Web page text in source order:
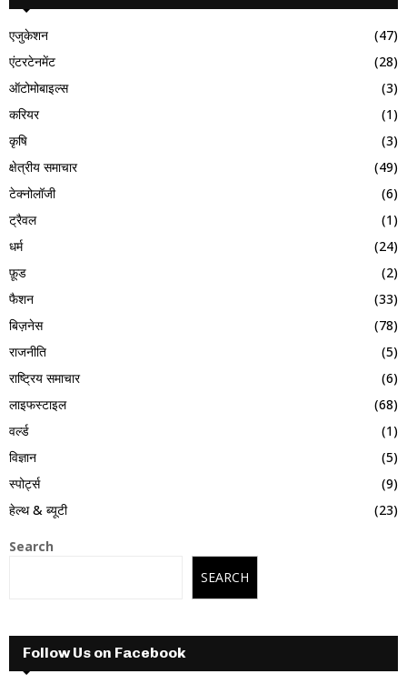
एजुकेशन
(47)
एंटरटेनमेंट
(28)
ऑटोमोबाइल्स
(3)
करियर
(1)
कृषि
(3)
क्षेत्रीय समाचार
(49)
टेक्नोलॉजी
(6)
ट्रैवल
(1)
धर्म
(24)
फ़ूड
(2)
फैशन
(33)
बिज़नेस
(78)
राजनीति
(5)
राष्ट्रिय समाचार
(6)
लाइफस्टाइल
(68)
वर्ल्ड
(1)
विज्ञान
(5)
स्पोर्ट्स
(9)
हेल्थ & ब्यूटी
(23)
Search
SEARCH
Follow Us on Facebook